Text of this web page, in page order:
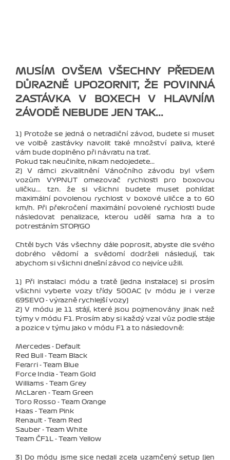
MUSÍM OVŠEM VŠECHNY PŘEDEM
DŮRAZNĚ UPOZORNIT, ŽE POVINNÁ
ZASTÁVKA V BOXECH V HLAVNÍM
ZÁVODĚ NEBUDE JEN TAK...
1) Protože se jedná o netradiční závod, budete si muset
ve volbě zastávky navolit také množství paliva, které
vám bude doplněno při návratu na trať.
Pokud tak neučiníte, nikam nedojedete...
2) V rámci zkvalitnění Vánočního závodu byl všem
vozům VYPNUT omezovač rychlosti pro boxovou
uličku... tzn. že si všichni budete muset pohlídat
maximální povolenou rychlost v boxové uličce a to 60
km/h. Při překročení maximální povolené rychlosti bude
následovat penalizace, kterou udělí sama hra a to
potrestáním STOP/GO
Chtěl bych Vás všechny dále poprosit, abyste dle svého
dobrého vědomí a svědomí dodrželi následují, tak
abychom si všichni dnešní závod co nejvíce užili.
1) Při instalaci módu a tratě (jedna instalace) si prosím
všichni vyberte vozy třídy 500AC (v módu je i verze
695EVO - výrazně rychlejší vozy)
2) V módu je 11 stájí, které jsou pojmenovány jinak než
týmy v módu F1. Prosím aby si každý vzal vůz podle stáje
a pozice v týmu jako v módu F1 a to následovně:
Mercedes - Default
Red Bull - Team Black
Ferarri - Team Blue
Force India - Team Gold
Williams - Team Grey
McLaren - Team Green
Toro Rosso - Team Orange
Haas - Team Pink
Renault - Team Red
Sauber - Team White
Team ČF1L - Team Yellow
3) Do módu jsme sice nedali zcela uzamčený setup (jen